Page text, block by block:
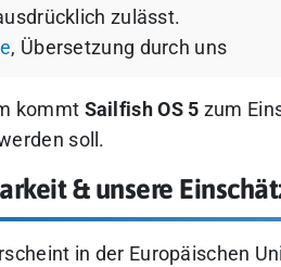
zulässt.
, Übersetzung durch uns
kommt Sailfish OS 5 zum
soll.
& unsere
in der Europäischen